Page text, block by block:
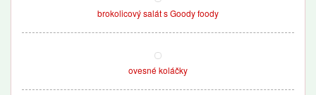
brokolicový salát s Goody foody
ovesné koláčky